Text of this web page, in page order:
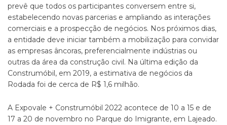
prevê que todos os participantes conversem entre si,
estabelecendo novas parcerias e ampliando as interações
comerciais e a prospecção de negócios. Nos próximos dias,
a entidade deve iniciar também a mobilização para convidar
as empresas âncoras, preferencialmente indústrias ou
outras da área da construção civil. Na última edição da
Construmóbil, em 2019, a estimativa de negócios da
Rodada foi de cerca de R$ 1,6 milhão.
A Expovale + Construmóbil 2022 acontece de 10 a 15 e de
17 a 20 de novembro no Parque do Imigrante, em Lajeado.